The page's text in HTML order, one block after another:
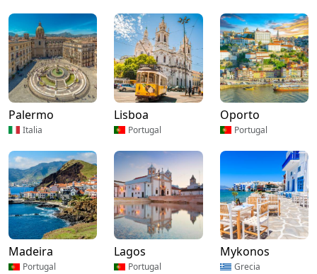
Palermo
Italia
Lisboa
Portugal
Oporto
Portugal
Madeira
Portugal
Lagos
Portugal
Mykonos
Grecia